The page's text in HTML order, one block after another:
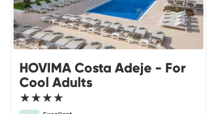
HOVIMA Costa Adeje - For
Cool Adults
★★★★